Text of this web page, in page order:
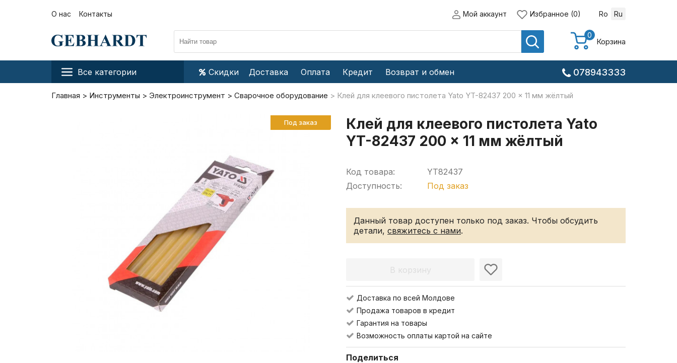
О нас Контакты Мой аккаунт Избранное (0) Ro Ru
0
Корзина
Все категории Скидки Доставка Оплата Кредит Возврат и обмен 078943333
Главная Инструменты Электроинструмент Сварочное оборудование Клей для клеевого пистолета Yato YT-82437 200 x 11 мм жёлтый
Под заказ
Клей для клеевого пистолета Yato
YT-82437 200 x 11 мм жёлтый
Код товара:
Доступность:
YT82437
Под заказ
Данный товар доступен только под заказ. Чтобы обсудить
детали, свяжитесь с нами.
В корзину
Доставка по всей Молдове
Продажа товаров в кредит
Гарантия на товары
Возможность оплаты картой на сайте
Поделиться